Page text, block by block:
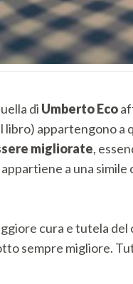
di Umberto Eco
libro) appartengono a
migliorate,
a una simile
cura e tutela
sempre migliore.